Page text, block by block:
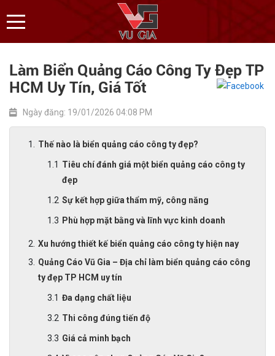
Làm Biển Quảng Cáo Công Ty Đẹp TP
HCM Uy Tín, Giá Tốt
Ngày đăng: 19/01/2026 04:08 PM
Thế nào là biển quảng cáo công ty đẹp?
Tiêu chí đánh giá một biển quảng cáo công ty
đẹp
Sự kết hợp giữa thẩm mỹ, công năng
Phù hợp mặt bằng và lĩnh vực kinh doanh
Xu hướng thiết kế biển quảng cáo công ty hiện nay
Quảng Cáo Vũ Gia – Địa chỉ làm biển quảng cáo công
ty đẹp TP HCM uy tín
Đa dạng chất liệu
Thi công đúng tiến độ
Giá cả minh bạch